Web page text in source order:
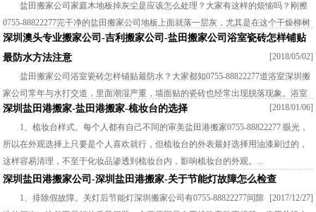
盐田搬家公司家庭木地板掉灰尘是应该怎么处理？大家有这样的烦恼吗？刚擦
0755-88822277完干净的盐田搬家公司地板上面就落一层灰，尤其是在这个干燥柳树
毛乱飞的季节里，我们的木地板就遭殃了，每天必须要清洁的，那么...
深圳澳头专业搬家公司-吉利搬家公司-盐田搬家公司浴室瓷砖怎样铺贴
最防水方法注意
[2018/05/02]
盐田搬家公司浴室瓷砖怎样铺贴最防水？大家都知0755-88822277道浴室深圳搬
家公司常年与水打交道，里面潮湿严重，墙面贴的瓷砖也经常出现脱落现象。浴室
装修的时候不光要做好防水工程，浴室瓷砖铺贴一样要十分用心。那...
深圳盐田港搬家-盐田港搬家-梳妆台的选择
[2018/01/06]
1、梳妆台样式。每个人都有自己不同的审美盐田港搬家0755-88822277 眼光，
所以在外观选择上只要是个人喜欢就行，但梳妆台的外表最好选择用油漆刷过的，
这样容易清理，不至于化妆品渗透到梳妆台内，影响梳妆台的外观。...
深圳盐田港搬家公司-深圳盐田港搬家-关于节能灯故障怎么检查
[2017/12/27]
1、排除假故障。关灯后节能灯深圳搬家公司有0755-88822277间隙